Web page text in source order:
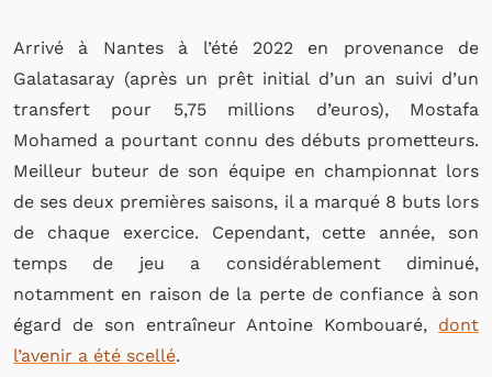
Arrivé à Nantes à l’été 2022 en provenance de
Galatasaray (après un prêt initial d’un an suivi d’un
transfert pour 5,75 millions d’euros), Mostafa
Mohamed a pourtant connu des débuts prometteurs.
Meilleur buteur de son équipe en championnat lors
de ses deux premières saisons, il a marqué 8 buts lors
de chaque exercice. Cependant, cette année, son
temps de jeu a considérablement diminué,
notamment en raison de la perte de confiance à son
égard de son entraîneur Antoine Kombouaré, dont
l’avenir a été scellé.